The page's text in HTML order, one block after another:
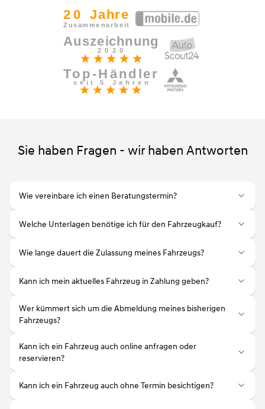
Sie haben Fragen - wir haben Antworten
Wie vereinbare ich einen Beratungstermin?
Welche Unterlagen benötige ich für den Fahrzeugkauf?
Wie lange dauert die Zulassung meines Fahrzeugs?
Kann ich mein aktuelles Fahrzeug in Zahlung geben?
Wer kümmert sich um die Abmeldung meines bisherigen
Fahrzeugs?
Kann ich ein Fahrzeug auch online anfragen oder
reservieren?
Kann ich ein Fahrzeug auch ohne Termin besichtigen?